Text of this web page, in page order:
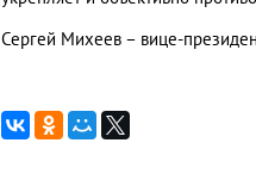
Сергей Михеев – вице-